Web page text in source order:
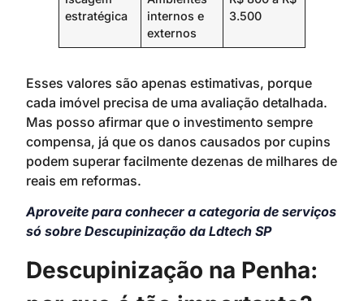
estratégica
internos e
externos
3.500
Esses valores são apenas estimativas, porque
cada imóvel precisa de uma avaliação detalhada.
Mas posso afirmar que o investimento sempre
compensa, já que os danos causados por cupins
podem superar facilmente dezenas de milhares de
reais em reformas.
Aproveite para conhecer a categoria de serviços
só sobre Descupinização da Ldtech SP
Descupinização na Penha: